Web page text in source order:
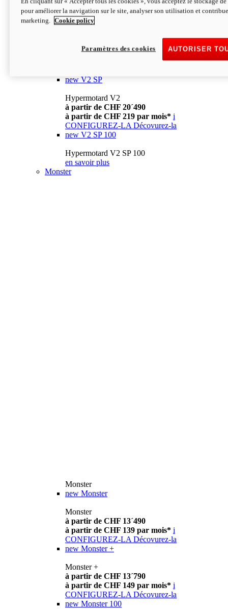
à partir de CHF 13´990 i
CONFIGUREZ-LA Décovurez-la
newV2
à partir de CHF 15´990
à partir de CHF 169 par mois* i
new V2 SP
Hypermotard V2
à partir de CHF 20´490
à partir de CHF 219 par mois* i
CONFIGUREZ-LA Décovurez-la
new V2 SP 100
Hypermotard V2 SP 100
en savoir plus
Monster
Monster
new Monster
Monster
à partir de CHF 13´490
à partir de CHF 139 par mois* i
CONFIGUREZ-LA Décovurez-la
new Monster +
Monster +
à partir de CHF 13´790
à partir de CHF 149 par mois* i
CONFIGUREZ-LA Décovurez-la
new Monster 100
pour améliorer la navigation sur le site, analyser son utilisation et
marketing.
Cookie policy
AUTORISER
Paramètres des cookies